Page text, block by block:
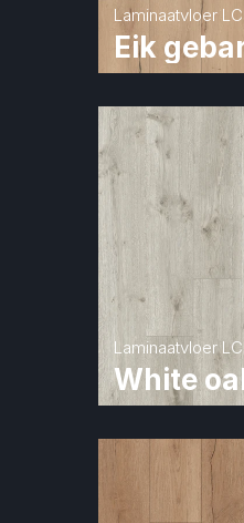
Laminaatvloer
Eik
Laminaatvloer
White